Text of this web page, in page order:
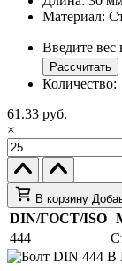
Материал:
Введите вес
Рассчитать
Количество:
61.33 руб.
×
В корзину
DIN/ГОСТ/ISO
444